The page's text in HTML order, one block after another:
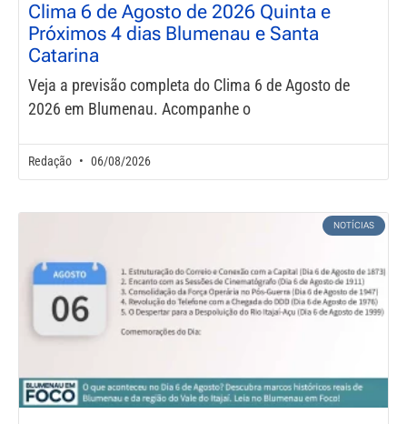
Clima 6 de Agosto de 2026 Quinta e
Próximos 4 dias Blumenau e Santa
Catarina
Veja a previsão completa do Clima 6 de Agosto de
2026 em Blumenau. Acompanhe o
Redação 06/08/2026
NOTÍCIAS